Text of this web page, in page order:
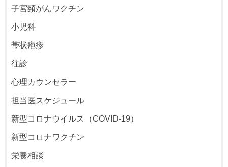
子宮頸がんワクチン
小児科
帯状疱疹
往診
心理カウンセラー
担当医スケジュール
新型コロナウイルス（COVID-19）
新型コロナワクチン
栄養相談